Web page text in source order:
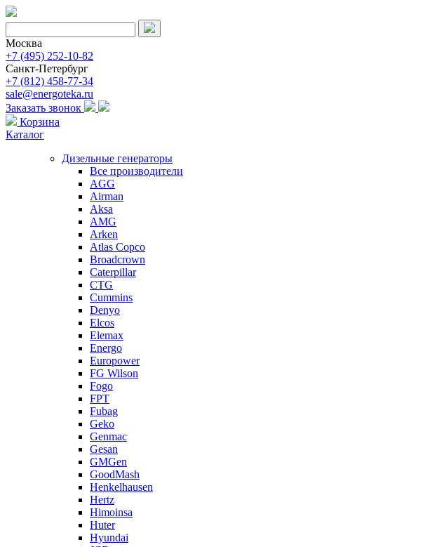
Москва
+7 (495) 252-10-82
Санкт-Петербург
+7 (812) 458-77-34
sale@energoteka.ru
Заказать звонок
Корзина
Каталог
Дизельные генераторы
Все производители
AGG
Airman
Aksa
AMG
Arken
Atlas Copco
Broadcrown
Caterpillar
CTG
Cummins
Denyo
Elcos
Elemax
Energo
Europower
FG Wilson
Fogo
FPT
Fubag
Geko
Genmac
Gesan
GMGen
GoodMash
Henkelhausen
Hertz
Himoinsa
Huter
Hyundai